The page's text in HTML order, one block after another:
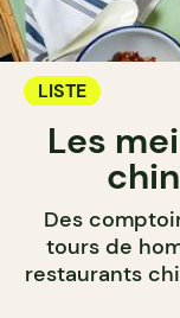
LISTE
Les
Des
tours de
restaurants